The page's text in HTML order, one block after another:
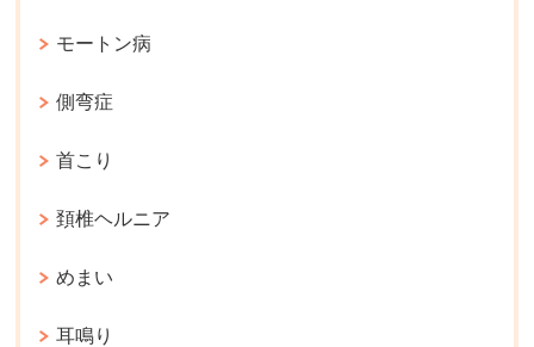
モートン病
側弯症
首こり
頚椎ヘルニア
めまい
耳鳴り